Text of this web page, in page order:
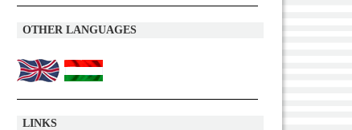
OTHER LANGUAGES
LINKS